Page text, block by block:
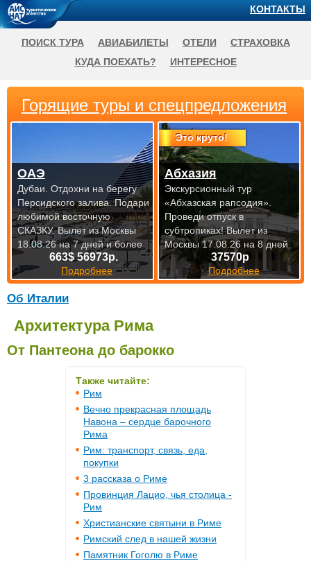
Об Италии
Архитектура Рима
От Пантеона до барокко
Также читайте:
Рим
Вечно прекрасная площадь
Навона – сердце барочного
Рима
Рим: транспорт, связь, еда,
покупки
3 рассказа о Риме
Провинция Лацио, чья столица -
Рим
Христианские святыни в Риме
Римский след в нашей жизни
Памятник Гоголю в Риме
Горящие туры и спецпредложения
663$ 56973р.
Подробнее
ОАЭ
Дубаи. Отдохни на берегу
Персидского залива. Подари
любимой восточную
СКАЗКУ.Вылет из Москвы
18.08.26 на 7 дней и более
Это круто!
37570р
Подробнее
Абхазия
Экскурсионный тур
«Абхазская рапсодия».
Проведи отпуск в
субтропиках!Вылет из
Москвы 17.08.26 на 8 дней
КОНТАКТЫ
ПОИСК ТУРА АВИАБИЛЕТЫ ОТЕЛИ
СТРАХОВКА
КУДА ПОЕХАТЬ?
ИНТЕРЕСНОЕ